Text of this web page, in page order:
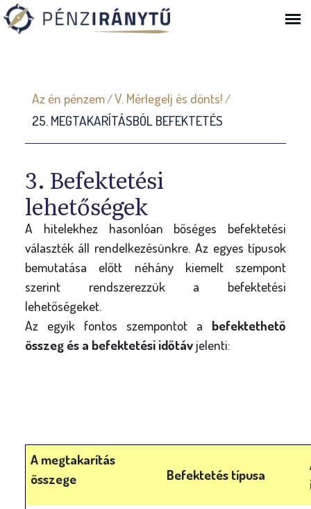
Ugrás a navigációhoz
J
e
n
l
e
g
i
h
e
l
y
Az én pénzem/V. Mérlegelj és dönts!/
25. MEGTAKARÍTÁSBÓL BEFEKTETÉS
3. Befektetési
lehetőségek
A hitelekhez hasonlóan bőséges befektetési
választék áll rendelkezésünkre. Az egyes típusok
bemutatása előtt néhány kiemelt szempont
szerint rendszerezzük a befektetési
lehetőségeket.
Az egyik fontos szempontot a befektethető
összeg és a befektetési időtávjelenti:
A megtakarítás
összege
Befektetés típusa